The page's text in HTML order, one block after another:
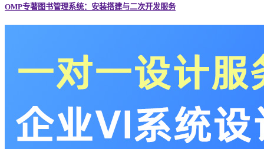
OMP专著图书管理系统：安装搭建与二次开发服务